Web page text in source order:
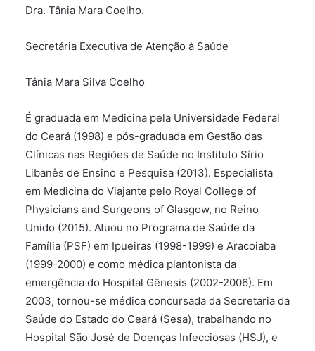
Dra. Tânia Mara Coelho.
Secretária Executiva de Atenção à Saúde
Tânia Mara Silva Coelho
É graduada em Medicina pela Universidade Federal
do Ceará (1998) e pós-graduada em Gestão das
Clínicas nas Regiões de Saúde no Instituto Sírio
Libanês de Ensino e Pesquisa (2013). Especialista
em Medicina do Viajante pelo Royal College of
Physicians and Surgeons of Glasgow, no Reino
Unido (2015). Atuou no Programa de Saúde da
Família (PSF) em Ipueiras (1998-1999) e Aracoiaba
(1999-2000) e como médica plantonista da
emergência do Hospital Gênesis (2002-2006). Em
2003, tornou-se médica concursada da Secretaria da
Saúde do Estado do Ceará (Sesa), trabalhando no
Hospital São José de Doenças Infecciosas (HSJ), e